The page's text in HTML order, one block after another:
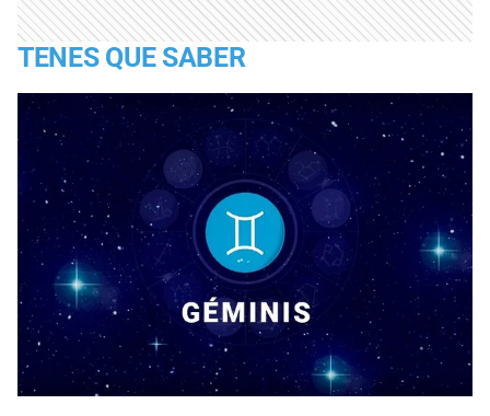
TENES QUE SABER